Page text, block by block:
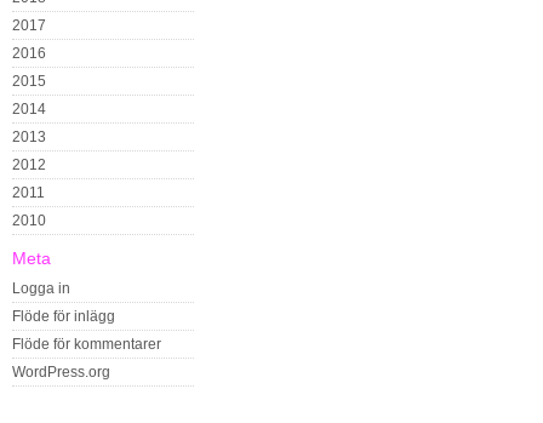
2017
2016
2015
2014
2013
2012
2011
2010
Meta
Logga in
Flöde för inlägg
Flöde för kommentarer
WordPress.org